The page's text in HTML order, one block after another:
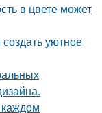
в цвете может
уютное